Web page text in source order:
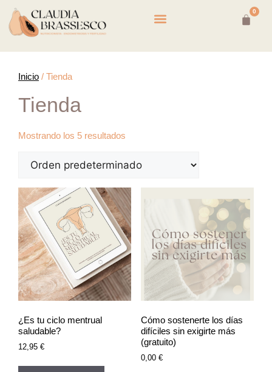
0
Inicio / Tienda
Tienda
Mostrando los 5 resultados
¿Es tu ciclo mentrual
saludable?
12,95 €
Cómo sostenerte los días
difíciles sin exigirte más
(gratuito)
0,00 €